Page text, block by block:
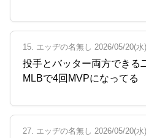
15. エッヂの名無し 2026/05/20(水
投手とバッター両方できる
MLBで4回MVPになってる
27. エッヂの名無し 2026/05/20(水